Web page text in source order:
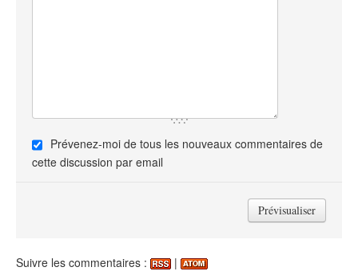
Prévenez-moi de tous les nouveaux commentaires de
cette discussion par email
Suivre les commentaires : |